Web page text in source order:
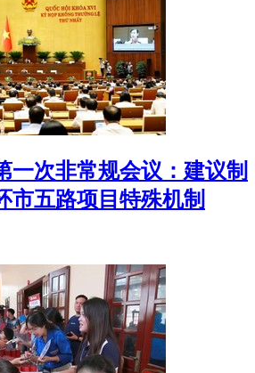
一次非常规会议：建议制
市五路项目特殊机制